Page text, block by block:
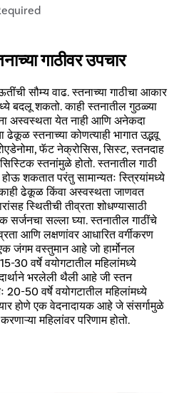
गाठीवर उपचार
सौम्य वाढ. स्तनाच्या गाठीचा आकार
बदलू शकतो. काही स्तनातील गुठळ्या
अस्वस्थता येत नाही आणि अनेकदा
ढेकूळ स्तनाच्या कोणत्याही भागात उद्भवू
फॅट नेक्रोसिस, सिस्ट, स्तनदाह
स्तनांमुळे होतो. स्तनातील गाठी
शकतात परंतु सामान्यतः स्त्रियांमध्ये
ढेकूळ किंवा अस्वस्थता जाणवत
स्थितीची तीव्रता शोधण्यासाठी
सर्जनचा सल्ला घ्या. स्तनातील गाठींचे
आणि लक्षणांवर आधारित वर्गीकरण
जंगम वस्तुमान आहे जो हार्मोनल
30 वर्षे वयोगटातील महिलांमध्ये
भरलेली थैली आहे जी स्तन
50 वर्षे वयोगटातील महिलांमध्ये
होणे एक वेदनादायक आहे जे संसर्गामुळे
महिलांवर परिणाम होतो.